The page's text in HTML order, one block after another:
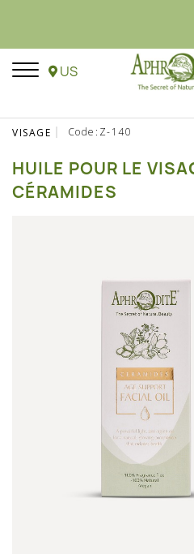
US
VISAGE Code:Z-140
HUILE POUR LE
CÉRAMIDES